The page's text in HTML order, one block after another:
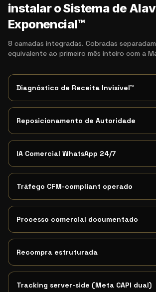
instalar o Sistema de
Exponencial™
8 camadas integradas. Cobradas
equivalente ao primeiro mês inteiro com a
Diagnóstico de Receita Invisível™
Reposicionamento de Autoridade
IA Comercial WhatsApp 24/7
Tráfego CFM-compliant operado
Processo comercial documentado
Recompra estruturada
Tracking server-side (Meta CAPI dual)